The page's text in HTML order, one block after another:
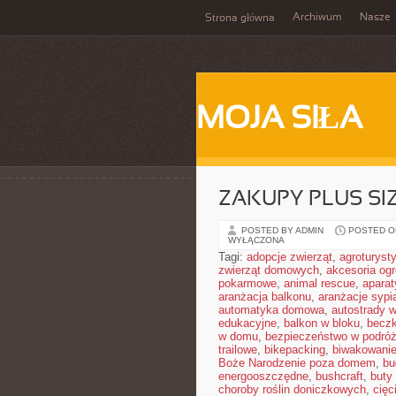
Strona główna Archiwum Nasze
MOJA SIŁA
ZAKUPY PLUS
POSTED BY ADMIN POSTED
WYŁĄCZONA
Tagi: adopcje zwierząt,
zwierząt domowych, akcesoria
pokarmowe, animal rescue,
aranżacja balkonu, aranżacje
automatyka domowa, autostrady
edukacyjne, balkon w bloku,
w domu, bezpieczeństwo w
trailowe, bikepacking, biwakowanie
Boże Narodzenie poza domem,
energooszczędne, bushcraft, buty
choroby roślin doniczkowych,